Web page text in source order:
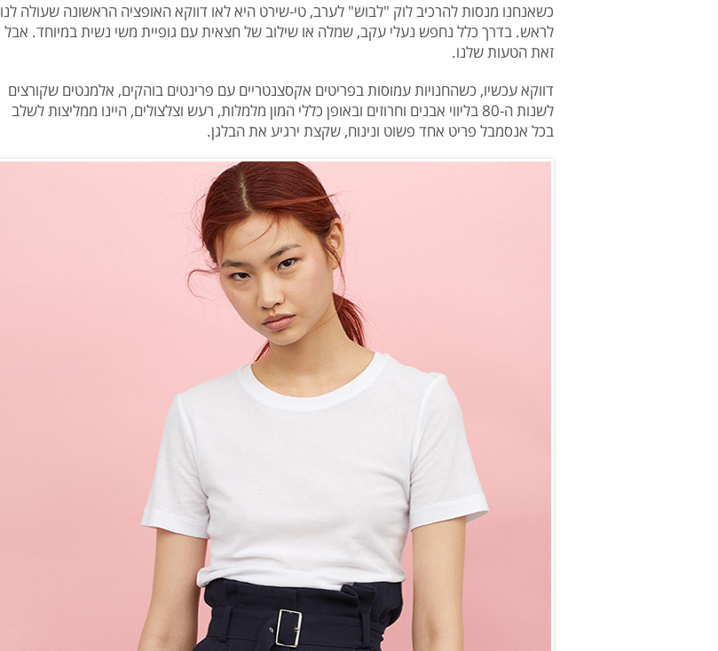
כשאנחנו מנסות להרכיב לוק "לבוש" לערב, טי-שירט היא לאו דווקא האופציה הראשונה שעולה לנו
לראש. בדרך כלל נחפש נעלי עקב, שמלה או שילוב של חצאית עם גופיית משי נשית במיוחד. אבל
זאת הטעות שלנו.
דווקא עכשיו, כשהחנויות עמוסות בפריטים אקסצנטריים עם פרינטים בוהקים, אלמנטים שקורצים
לשנות ה-80 בליווי אבנים וחרוזים ובאופן כללי המון מלמלות, רעש וצלצולים, היינו ממליצות לשלב
בכל אנסמבל פריט אחד פשוט ונינוח, שקצת ירגיע את הבלגן.